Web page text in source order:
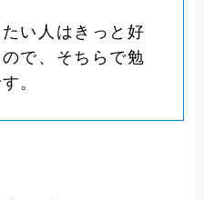
い人はきっと好
で、そちらで勉
。